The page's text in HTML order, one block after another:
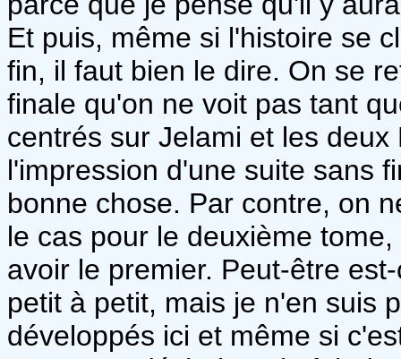
Et puis, même si l'histoire se
fin, il faut bien le dire. On se
finale qu'on ne voit pas tant
centrés sur Jelami et les
l'impression d'une suite sans
bonne chose. Par contre, on
le cas pour le deuxième
avoir le premier. Peut-être
petit à petit, mais je n'en suis
développés ici et même si